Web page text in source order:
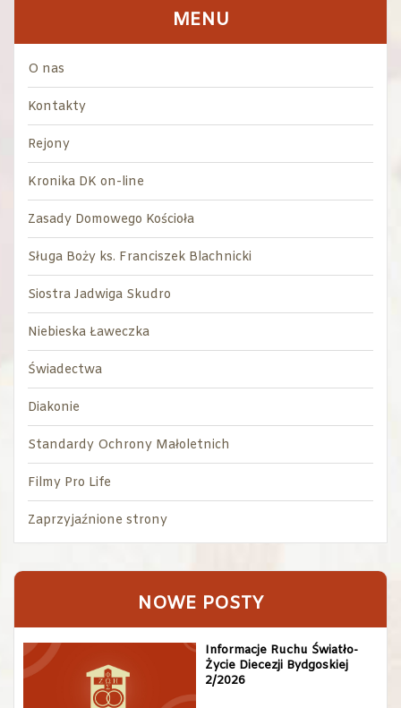
MENU
O nas
Kontakty
Rejony
Kronika DK on-line
Zasady Domowego Kościoła
Sługa Boży ks. Franciszek Blachnicki
Siostra Jadwiga Skudro
Niebieska Ławeczka
Świadectwa
Diakonie
Standardy Ochrony Małoletnich
Filmy Pro Life
Zaprzyjaźnione strony
NOWE POSTY
Informacje Ruchu Światło-
Życie Diecezji Bydgoskiej
2/2026